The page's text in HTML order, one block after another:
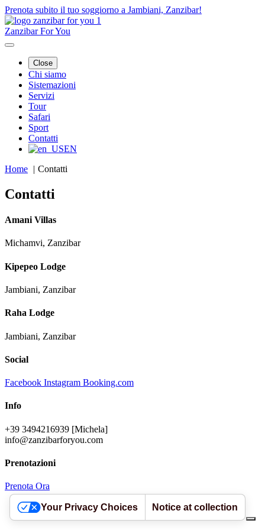
Prenota subito il tuo soggiorno a Jambiani, Zanzibar!
Zanzibar For You
Close
Chi siamo
Sistemazioni
Servizi
Tour
Safari
Sport
Contatti
EN
Home
Contatti
Contatti
Amani Villas
Michamvi, Zanzibar
Kipepeo Lodge
Jambiani, Zanzibar
Raha Lodge
Jambiani, Zanzibar
Social
Facebook Instagram Booking.com
Info
+39 3494216939 [Michela]
info@zanzibarforyou.com
Prenotazioni
Prenota Ora
Your Privacy Choices Notice at collection